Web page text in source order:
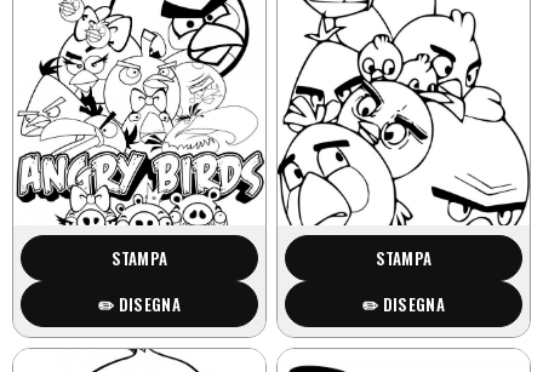
STAMPA
✏️ DISEGNA
STAMPA
✏️ DISEGNA